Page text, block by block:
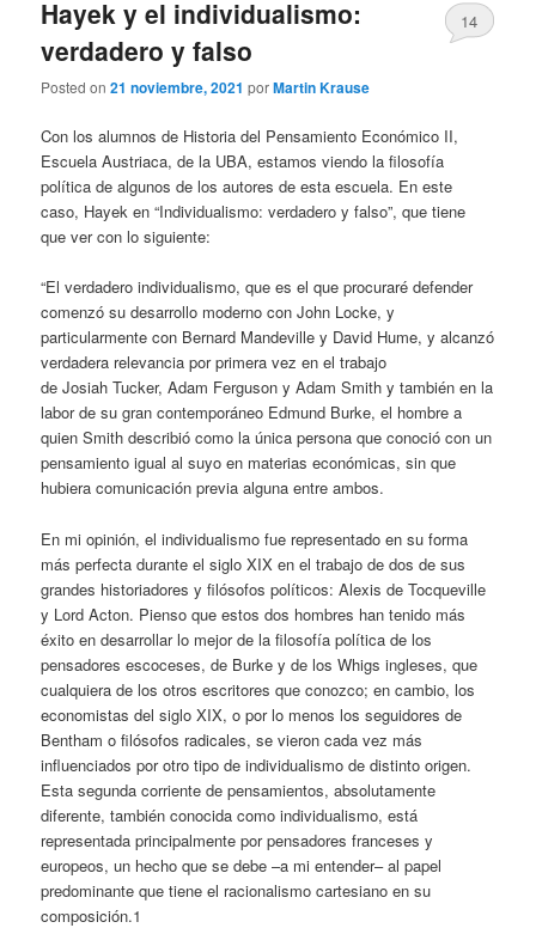
Hayek y el individualismo:
verdadero y falso
Posted on21 noviembre, 2021 porMartin Krause
14
Con los alumnos de Historia del Pensamiento Económico II,
Escuela Austriaca, de la UBA, estamos viendo la filosofía
política de algunos de los autores de esta escuela. En este
caso, Hayek en “Individualismo: verdadero y falso”, que tiene
que ver con lo siguiente:
“El verdadero individualismo, que es el que procuraré defender
comenzó su desarrollo moderno con John Locke, y
particularmente con Bernard Mandeville y David Hume, y alcanzó
verdadera relevancia por primera vez en el trabajo
deJosiah Tucker, Adam Ferguson y Adam Smith y también en la
labor de su gran contemporáneo Edmund Burke, el hombre a
quien Smith describió como la única persona que conoció con un
pensamiento igual al suyo en materias económicas, sin que
hubiera comunicación previa alguna entre ambos.
En mi opinión, el individualismo fue representado en su forma
más perfecta durante el siglo XIX en el trabajo de dos de sus
grandes historiadores y filósofos políticos: Alexis de Tocqueville
y LordActon. Pienso que estos dos hombres han tenido más
éxito en desarrollar lo mejor de la filosofía política de los
pensadores escoceses, de Burke y de los Whigs ingleses, que
cualquiera de los otros escritores que conozco; en cambio, los
economistas del siglo XIX, o por lo menos los seguidores de
Bentham o filósofos radicales, se vieron cada vez más
influenciados por otro tipo de individualismo de distinto origen.
Esta segunda corriente de pensamientos, absolutamente
diferente, también conocida como individualismo, está
representada principalmente por pensadores franceses y
europeos, un hecho que se debe –a mi entender– al papel
predominante que tiene el racionalismo cartesiano en su
composición.1